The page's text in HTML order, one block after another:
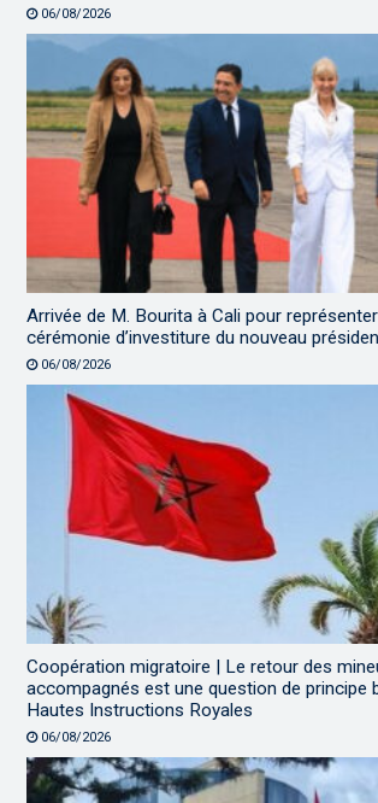
06/08/2026
Arrivée de M. Bourita à Cali pour
cérémonie d’investiture du nouveau
06/08/2026
Coopération migratoire | Le retour des
accompagnés est une question de principe
Hautes Instructions Royales
06/08/2026